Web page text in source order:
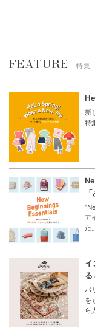
FEATURE 特集
新
特
ア
た。
イ
る
パ
を
ら